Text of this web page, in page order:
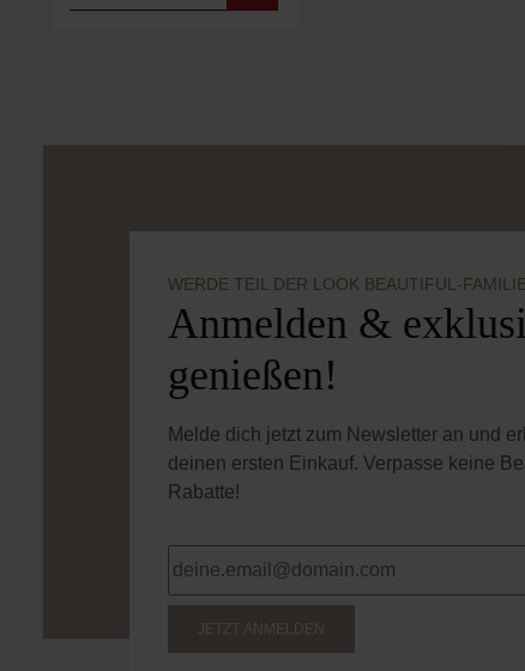
WERDE TEIL DER LOOK BEAUTIFUL-
Anmelden &
genießen!
Melde dich jetzt zum Newsletter an und
deinen ersten Einkauf. Verpasse keine
Rabatte!
JETZT ANMELDEN